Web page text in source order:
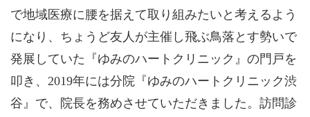
で地域医療に腰を据えて取り組みたいと考えるよう
になり、ちょうど友人が主催し飛ぶ鳥落とす勢いで
発展していた『ゆみのハートクリニック』の門戸を
叩き、2019年には分院『ゆみのハートクリニック渋
谷』で、院長を務めさせていただきました。訪問診